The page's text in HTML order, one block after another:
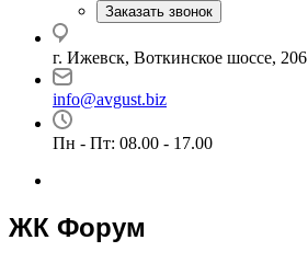
Заказать звонок
г. Ижевск, Воткинское шоссе, 206
info@avgust.biz
Пн - Пт: 08.00 - 17.00
ЖК Форум